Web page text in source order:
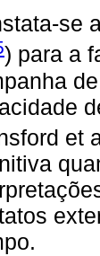
se
) para a
et